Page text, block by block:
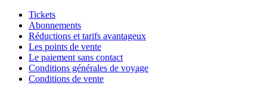
Tickets
Abonnements
Réductions et tarifs avantageux
Les points de vente
Le paiement sans contact
Conditions générales de voyage
Conditions de vente